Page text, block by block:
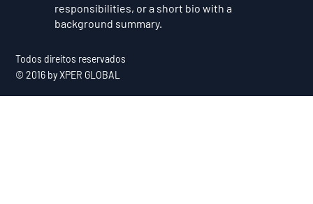
responsibilities, or a short bio with a
background summary.
Todos direitos reservados
© 2016 by XPER GLOBAL